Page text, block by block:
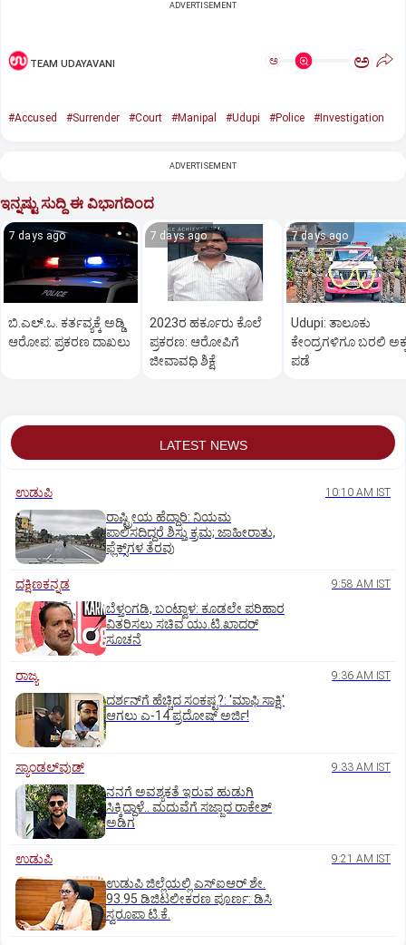
ADVERTISEMENT
TEAM UDAYAVANI ಅ ಅ
#Accused #Surrender #Court #Manipal #Udupi #Police #Investigation
ADVERTISEMENT
ಇನ್ನಷ್ಟು ಸುದ್ದಿ ಈ ವಿಭಾಗದಿಂದ
7 days ago
ಬಿ.ಎಲ್‌.ಒ. ಕರ್ತವ್ಯಕ್ಕೆ ಅಡ್ಡಿ
ಆರೋಪ: ಪ್ರಕರಣ ದಾಖಲು
7 days ago
2023ರ ಹರ್ಕೂರು ಕೊಲೆ
ಪ್ರಕರಣ: ಆರೋಪಿಗೆ
ಜೀವಾವಧಿ ಶಿಕ್ಷೆ
7 days ago
Udupi: ತಾಲೂಕು
ಕೇಂದ್ರಗಳಿಗೂ ಬರಲಿ
ಪಡೆ
LATEST NEWS
ಉಡುಪಿ 10:10 AM IST
ರಾಷ್ಟ್ರೀಯ ಹೆದ್ದಾರಿ: ನಿಯಮ
ಪಾಲಿಸದಿದ್ದರೆ ಶಿಸ್ತು ಕ್ರಮ; ಜಾಹೀರಾತು,
ಫ್ಲೆಕ್ಸ್‌ಗಳ ತೆರವು
ದಕ್ಷಿಣಕನ್ನಡ 9:58 AM IST
ಬೆಳ್ತಂಗಡಿ, ಬಂಟ್ವಾಳ: ಕೂಡಲೇ ಪರಿಹಾರ
ವಿತರಿಸಲು ಸಚಿವ ಯು.ಟಿ.ಖಾದರ್‌
ಸೂಚನೆ
ರಾಜ್ಯ 9:36 AM IST
ದರ್ಶನ್‌ಗೆ ಹೆಚ್ಚಿದ ಸಂಕಷ್ಟ?: 'ಮಾಫಿ ಸಾಕ್ಷಿ'
ಆಗಲು ಎ-14 ಪ್ರದೋಷ್ ಅರ್ಜಿ!
ಸ್ಯಾಂಡಲ್‌ವುಡ್‌ 9:33 AM IST
ನನಗೆ ಅವಶ್ಯಕತೆ ಇರುವ ಹುಡುಗಿ
ಸಿಕ್ಕಿದ್ದಾಳೆ.. ಮದುವೆಗೆ ಸಜ್ಜಾದ ರಾಕೇಶ್
ಅಡಿಗ
ಉಡುಪಿ 9:21 AM IST
ಉಡುಪಿ ಜಿಲ್ಲೆಯಲ್ಲಿ ಎಸ್‌ಐಆರ್‌ ಶೇ.
93.95 ಡಿಜಿಟಲೀಕರಣ ಪೂರ್ಣ: ಡಿಸಿ
ಸ್ವರೂಪಾ ಟಿ.ಕೆ.